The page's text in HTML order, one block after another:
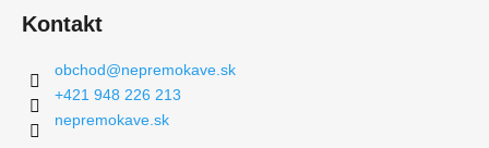
Kontakt
obchod@nepremokave.sk
+421 948 226 213
nepremokave.sk